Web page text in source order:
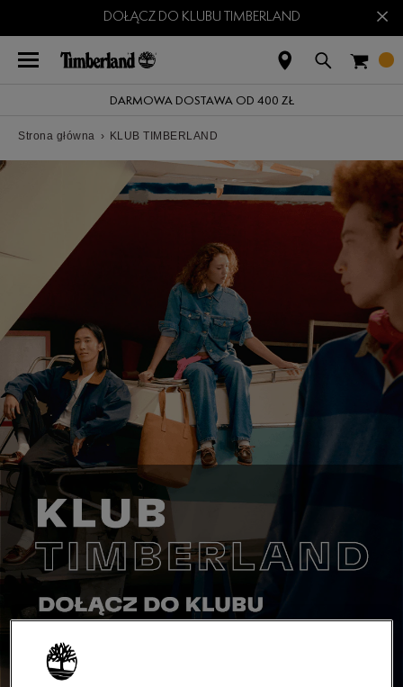
DOŁĄCZ DO KLUBU TIMBERLAND ×
DARMOWA DOSTAWA OD 400 ZŁ
Strona główna › KLUB TIMBERLAND